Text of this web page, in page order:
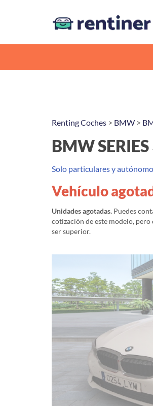
Renting Coches > BMW >
BMW
Solo particulares y
Vehículo
Unidades agotadas. Puedes
cotización de este modelo, pero
ser superior.